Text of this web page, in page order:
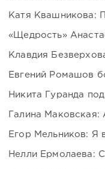
Катя Квашникова:
«Щедрость»
Клавдия
Евгений Ромашов
Никита Гуранда
Галина Маковская:
Егор Мельников: Я
Нелли Ермолаева: